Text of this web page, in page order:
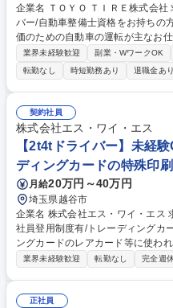
企業名 ＴＯＹＯ ＴＩＲＥ株式会社 求人名 【伊丹】タイヤ性能試験ドライ
バー/自動車整備士資格をお持ちの方歓迎！ 仕事の内容 ★
価のための自動車の運転が主なお
性能試験のため車の運転です。性
の流れをお任せするイメージです。 【具体的な業務内容】■一般道におい
て、規定コースを指定された速度
の走行試験を実施■宮崎県・愛知
間出張し、各地で実車試験を実施■
析・分析、報告書作成■自動車の始
の測定・調整、車両・タイヤ重量
機器・試験機の操作 募集職種 【伊丹】タイヤ性能試験ドライバー/自動車
整備士資格をお持ちの方歓迎！
業界未経験歓迎 副業・WワークOK
転勤なし
時短勤務あり 退職金あり
契約社員
株式会社エス・ワイ・エス
【2t4tドライバー】未経
ディングカードの特殊印
月給20万円～40万円
埼玉県越谷市
企業名 株式会社エス・ワイ・エス 求人名 【2t4tドライバー】未経験OK/正
社員登用制度有/トレーディングカードの特殊印刷
ングカードのレアカード等に使わ
t、4tトラックのドライバー業務を
の部材調達、フォークリフトによ
業界未経験歓迎 転勤なし 完全週
正社員